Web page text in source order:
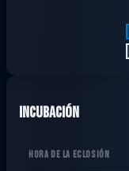
Incubación
HORA DE LA ECLOSIÓN